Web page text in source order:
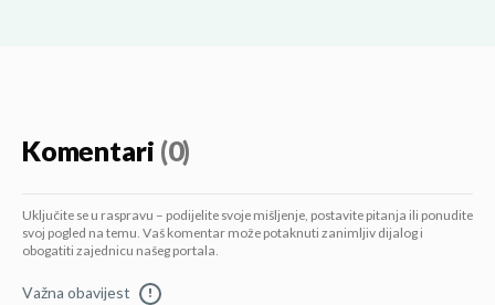
Komentari (0)
Uključite se u raspravu – podijelite svoje mišljenje, postavite pitanja ili ponudite
svoj pogled na temu. Vaš komentar može potaknuti zanimljiv dijalog i
obogatiti zajednicu našeg portala.
Važna obavijest !